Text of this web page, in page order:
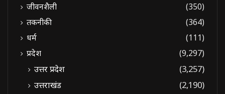
जीवनशैली
(350)
तकनीकी
(364)
धर्म
(111)
प्रदेश
(9,297)
उत्तर प्रदेश
(3,257)
उत्तराखंड
(2,190)